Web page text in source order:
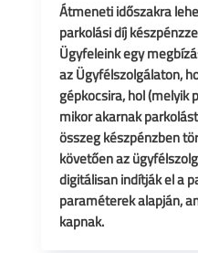
Átmeneti időszakra
parkolási díj
Ügyfeleink egy
az Ügyfélszolgálaton,
gépkocsira, hol (melyik
mikor akarnak
összeg készpénzben
követően az
digitálisan indítják el a
paraméterek alapján,
kapnak.